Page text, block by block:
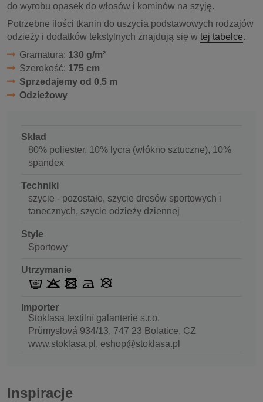
do wyrobu opasek do włosów i kominów na szyję.
Potrzebne ilości tkanin do uszycia podstawowych rodzajów
odzieży i dodatków tekstylnych znajdują się w tej tabelce.
Gramatura: 130 g/m²
Szerokość: 175 cm
Sprzedajemy od 0.5 m
Odzieżowy
Skład
80% poliester, 10% lycra (włókno sztuczne), 10%
spandex
Techniki
szycie - pozostałe, szycie dresów sportowych i
tanecznych, szycie odzieży dziennej
Style
Sportowy
Utrzymanie
Importer
Stoklasa textilní galanterie s.r.o.
Průmyslová 934/13, 747 23 Bolatice, CZ
www.stoklasa.pl, eshop@stoklasa.pl
Inspiracje